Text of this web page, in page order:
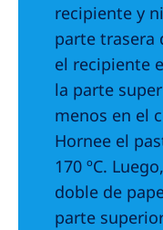
recipiente y
parte trasera
el recipiente
la parte
menos en el
Hornee el
170 ºC.
doble de
parte